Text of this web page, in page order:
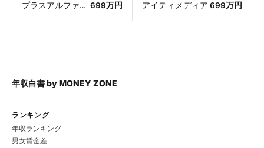
プラスアルファ・コンサルティング 699万円 アイティメディア 699万円
年収白書byMONEY ZONE
ランキング
年収ランキング
男女賃金差